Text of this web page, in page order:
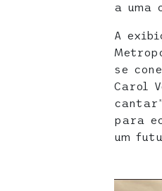
a uma
A
se
Carol
para
um